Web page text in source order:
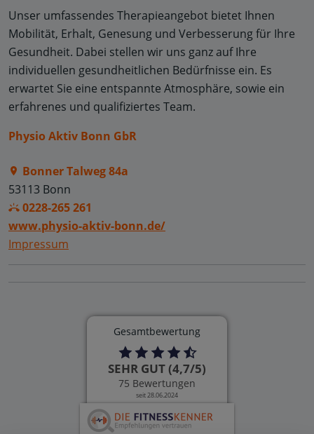
Unser umfassendes Therapieangebot bietet Ihnen
Mobilität, Erhalt, Genesung und Verbesserung für Ihre
Gesundheit. Dabei stellen wir uns ganz auf Ihre
individuellen gesundheitlichen Bedürfnisse ein. Es
erwartet Sie eine entspannte Atmosphäre, sowie ein
erfahrenes und qualifiziertes Team.
Physio Aktiv Bonn GbR
Bonner Talweg 84a
53113 Bonn
0228-265 261
www.physio-aktiv-bonn.de/
Impressum
Gesamtbewertung
SEHR GUT (4,7/5)
75 Bewertungen
seit 28.06.2024